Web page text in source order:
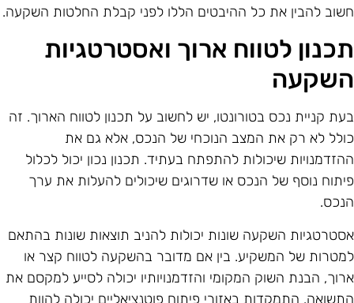
להבין את כל ההיבטים הללו לפני קבלת החלטות השקעה.
לטווח ארוך ואסטרטגיות
קניית נכס בטורונטו, יש לחשוב על תכנון לטווח הארוך. זה
לא רק את המצב הנוכחי של הנכס, אלא גם את
שיכולות להתפתח בעתיד. תכנון נכון יכול לכלול
נוסף של הנכס או שדרוגים שיכולים להעלות את ערך
השקעה שונות יכולות להניב תוצאות שונות בהתאם
של המשקיע. בין אם מדובר בהשקעה לטווח קצר או
הבנת השוק המקומי והזדמנויותיו יכולה לסייע למקסם את
התמקדות באזורי פיתוח פוטנציאליים יכולה להוות